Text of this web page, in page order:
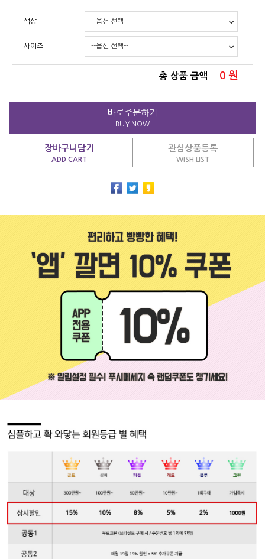
색상
사이즈
총 상품 금액 0 원
바로주문하기
BUY NOW
장바구니담기
ADD CART
관심상품등록
WISH LIST